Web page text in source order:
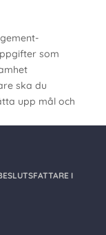
som
ska du
upp mål och
I